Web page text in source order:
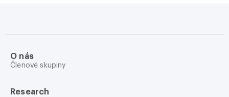
O nás
Členové skupiny
Research